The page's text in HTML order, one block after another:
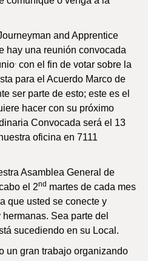
and Apprentice
hay una reunión convocada
. con el fin de votar sobre la
para el Acuerdo Marco de
ser parte de esto; este es el
hacer con su próximo
Convocada será el 13
oficina en 7111
Asamblea General de
el 2nd martes de cada mes
que usted se conecte y
Sea parte del
sucediendo en su Local.
un gran trabajo organizando